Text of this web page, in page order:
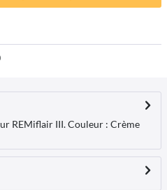
REMiflair III. Couleur : Crème